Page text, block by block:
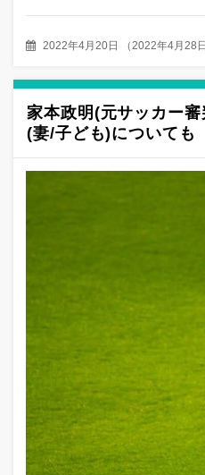
2022年4月20日 （2022年4月28
家本政明(元サッカー
(妻/子ども)についても